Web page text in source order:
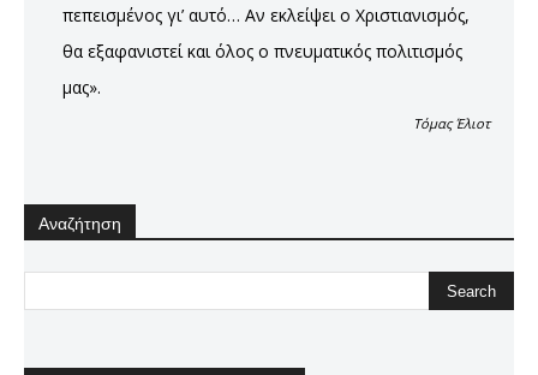
πεπεισμένος γι’ αυτό… Αν εκλείψει ο Χριστιανισμός,
θα εξαφανιστεί και όλος ο πνευματικός πολιτισμός
μας».
Τόμας Έλιοτ
Αναζήτηση